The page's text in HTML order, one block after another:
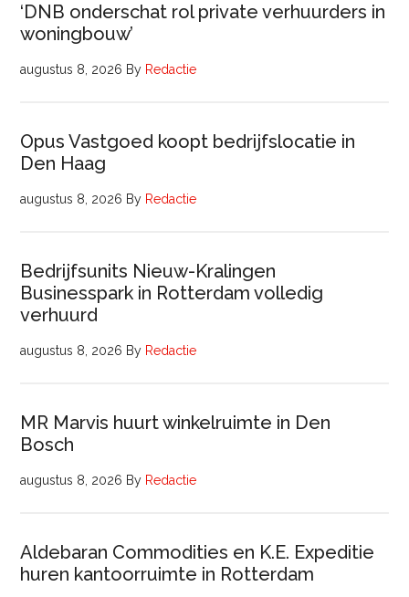
‘DNB onderschat rol private verhuurders in
woningbouw’
augustus 8, 2026 By Redactie
Opus Vastgoed koopt bedrijfslocatie in
Den Haag
augustus 8, 2026 By Redactie
Bedrijfsunits Nieuw-Kralingen
Businesspark in Rotterdam volledig
verhuurd
augustus 8, 2026 By Redactie
MR Marvis huurt winkelruimte in Den
Bosch
augustus 8, 2026 By Redactie
Aldebaran Commodities en K.E. Expeditie
huren kantoorruimte in Rotterdam